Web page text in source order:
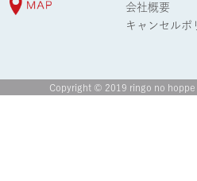
会社概要
キャンセルポ
Copyright © 2019 ringo no hoppe